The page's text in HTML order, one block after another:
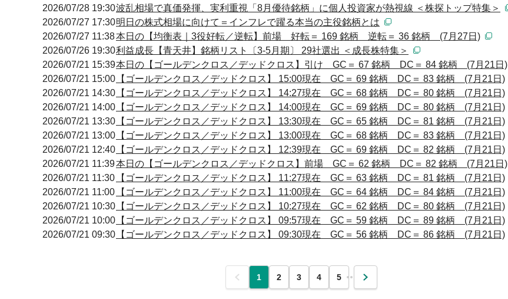
2026/07/28 19:30波乱相場で真価発揮、実利重視「8月優待銘柄」に個人投資家が熱視線 ＜株探トップ特集＞
2026/07/27 17:30明日の株式相場に向けて＝インフレで躍る本当の主役銘柄とは
2026/07/27 11:38本日の【均衡表｜3役好転／逆転】前場 好転＝ 169 銘柄 逆転＝ 36 銘柄 (7月27日)
2026/07/26 19:30利益成長【青天井】銘柄リスト〔3-5月期〕 29社選出 ＜成長株特集＞
2026/07/21 15:39本日の【ゴールデンクロス／デッドクロス】引け GC＝ 67 銘柄 DC＝ 84 銘柄 (7月21日)
2026/07/21 15:00 【ゴールデンクロス／デッドクロス】 15:00現在 GC＝ 69 銘柄 DC＝ 83 銘柄 (7月21日)
2026/07/21 14:30 【ゴールデンクロス／デッドクロス】 14:27現在 GC＝ 68 銘柄 DC＝ 80 銘柄 (7月21日)
2026/07/21 14:00 【ゴールデンクロス／デッドクロス】 14:00現在 GC＝ 69 銘柄 DC＝ 80 銘柄 (7月21日)
2026/07/21 13:30 【ゴールデンクロス／デッドクロス】 13:30現在 GC＝ 65 銘柄 DC＝ 81 銘柄 (7月21日)
2026/07/21 13:00 【ゴールデンクロス／デッドクロス】 13:00現在 GC＝ 68 銘柄 DC＝ 83 銘柄 (7月21日)
2026/07/21 12:40 【ゴールデンクロス／デッドクロス】 12:39現在 GC＝ 69 銘柄 DC＝ 82 銘柄 (7月21日)
2026/07/21 11:39本日の【ゴールデンクロス／デッドクロス】前場 GC＝ 62 銘柄 DC＝ 82 銘柄 (7月21日)
2026/07/21 11:30
【ゴールデンクロス／デッドクロス】 11:27現在 GC＝ 63 銘柄 DC＝ 81 銘柄 (7月21日)
2026/07/21 11:00
【ゴールデンクロス／デッドクロス】 11:00現在 GC＝ 64 銘柄 DC＝ 84 銘柄 (7月21日)
2026/07/21 10:30 【ゴールデンクロス／デッドクロス】 10:27現在 GC＝ 62 銘柄 DC＝ 80 銘柄 (7月21日)
2026/07/21 10:00 【ゴールデンクロス／デッドクロス】 09:57現在 GC＝ 59 銘柄 DC＝ 89 銘柄 (7月21日)
2026/07/21 09:30 【ゴールデンクロス／デッドクロス】 09:30現在 GC＝ 56 銘柄 DC＝ 86 銘柄 (7月21日)
前 1 2 3 4 5 … 次